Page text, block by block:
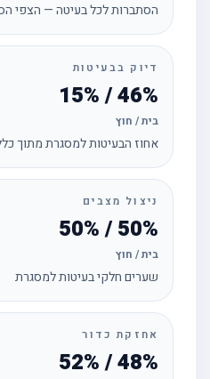
הסתברות לכל בעיטה — הצפי
דיוק בבעיטות
46% / 15%
בית / חוץ
אחוז הבעיטות למסגרת מתוך כלל
ניצול מצבים
50% / 50%
בית / חוץ
שערים חלקי בעיטות למסגרת
אחזקת כדור
48% / 52%